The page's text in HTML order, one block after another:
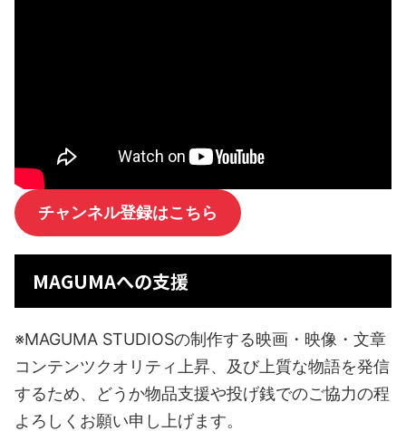
チャンネル登録はこちら
MAGUMAへの支援
※MAGUMA STUDIOSの制作する映画・映像・文章
コンテンツクオリティ上昇、及び上質な物語を発信
するため、どうか物品支援や投げ銭でのご協力の程
よろしくお願い申し上げます。